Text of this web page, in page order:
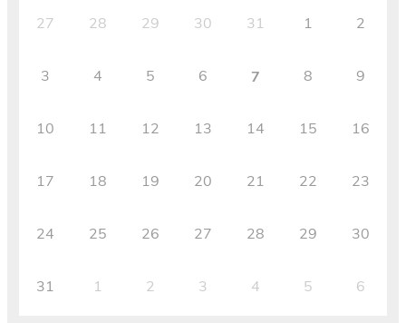
27 28 29 30 31 1 2
3 4 5 6 7 8 9
10 11 12 13 14 15 16
17 18 19 20 21 22 23
24 25 26 27 28 29 30
31 1 2 3 4 5 6